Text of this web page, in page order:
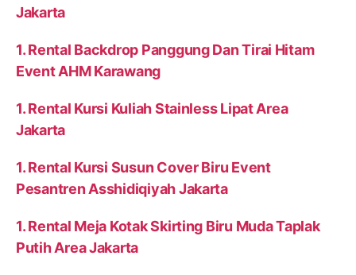
Jakarta
1. Rental Backdrop Panggung Dan Tirai Hitam
Event AHM Karawang
1. Rental Kursi Kuliah Stainless Lipat Area
Jakarta
1. Rental Kursi Susun Cover Biru Event
Pesantren Asshidiqiyah Jakarta
1. Rental Meja Kotak Skirting Biru Muda Taplak
Putih Area Jakarta